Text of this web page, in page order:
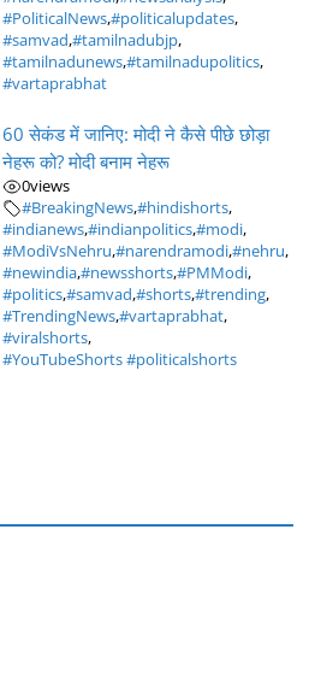
#PoliticalNews,#politicalupdates,
#samvad,#tamilnadubjp,
#tamilnadunews,#tamilnadupolitics,
#vartaprabhat
60 सेकंड में जानिए: मोदी ने कैसे पीछे छोड़ा
नेहरू को? मोदी बनाम नेहरू
0views
#BreakingNews,#hindishorts,
#indianews,#indianpolitics,#modi,
#ModiVsNehru,#narendramodi,#nehru,
#newindia,#newsshorts,#PMModi,
#politics,#samvad,#shorts,#trending,
#TrendingNews,#vartaprabhat,
#viralshorts,
#YouTubeShorts #politicalshorts